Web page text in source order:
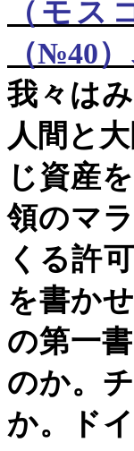
（モス
（№40
我々は
人間と
じ資産
領のマ
くる許
を書か
の第一
のか。
か。ド